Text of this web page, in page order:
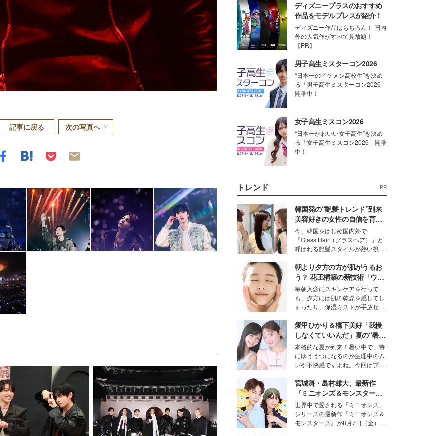
記事に戻る 次の写真へ
ディズニープラスのおすすめ
作品をモデルプレスが紹介！
ディズニー作品はもちろん！ 国内
外の人気作がすべて見放題！
【PR】
男子高生ミスターコン2026
“日本一のイケメン高校生”を決め
る「男子高生ミスターコン2026」
開催中！
女子高生ミスコン2026
“日本一かわいい女子高生”を決め
る「女子高生ミスコン2026」開催
中！
トレンド PR
韓国発の“艶髪トレンド”到来
美容好きの女性の自信を育む
「ヘアケア事情」って？
今、韓国をはじめ国内外で
「Glass Hair（グラスヘア）」と
呼ばれる艶髪スタイルが熱い視線
ションの完成度を高めるベースと
して、“髪そのものの美しさ”に改
めて注目する人が増えている様
子。今回は、そんな憧れの艶やか
な髪を日常で叶える、美容好きの
女性たちのヘアケア事情を紹介し
ます。
朝より夕方の方が肌がうるお
う？ 花王構築の新技術「ウォ
ーターキャプチャリングスキ
ン（捕水肌）」がスキンケア
の常識を変える予感
毎朝入念にスキンケアを行って
も、夕方には肌の乾燥を感じてし
まったり、保湿ミストが手放せな
な美容の常識を大きく変える可能
性を秘めた、革新的な「Water
Capturing Skin（ウォーターキャ
プチャリングスキン：捕水肌）」
技術を、花王が構築した。
愛甲ひかり＆橋下美好「我慢
しなくていいんだ」夏の“暑さ
対策”の新しい選択肢とは？
本格的な夏が到来！暑い中で、特
にゆううつになるのが生理中のム
レや不快感ですよね。今回はプラ
モデル・愛甲ひかりさんと橋下美
好さんを迎えて本音で女子会トー
ク。猛暑のお出かけを快適に過ご
すヒントや、2人が感動した夏の
生理の新常識にも迫りました。
宮城舞・島村雄大、最新作
『ミニオンズ＆モンスター
ズ』の魅力熱弁 ハチャメチャ
だけじゃない“友情と絆”に感
動
世界中で愛される「ミニオンズ」
シリーズの最新作『ミニオンズ＆
モンスターズ』が8月7日（金）に